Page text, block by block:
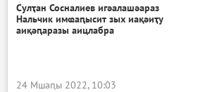
Сулҭан Сосналиев игәалашәараз
Нальчик имҩаԥысит зых иақәиҭу
аиқәԥаразы аицлабра
24 Мшаԥы 2022, 10:03